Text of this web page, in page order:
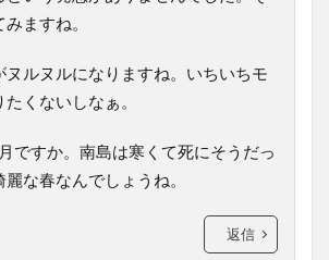
ますね。
ヌルヌルになりますね。いちいちモ
くないしなぁ。
ですか。南島は寒くて死にそうだっ
な春なんでしょうね。
返信